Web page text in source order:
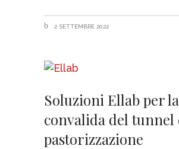
2 SETTEMBRE 2022
Soluzioni Ellab per la
convalida del tunnel
pastorizzazione